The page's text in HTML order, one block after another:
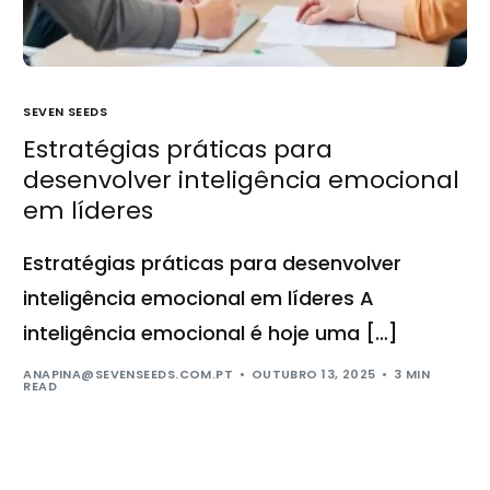
SEVEN SEEDS
Estratégias práticas para
desenvolver inteligência emocional
em líderes
Estratégias práticas para desenvolver
inteligência emocional em líderes A
inteligência emocional é hoje uma […]
ANAPINA@SEVENSEEDS.COM.PT OUTUBRO 13, 2025 3 MIN
READ